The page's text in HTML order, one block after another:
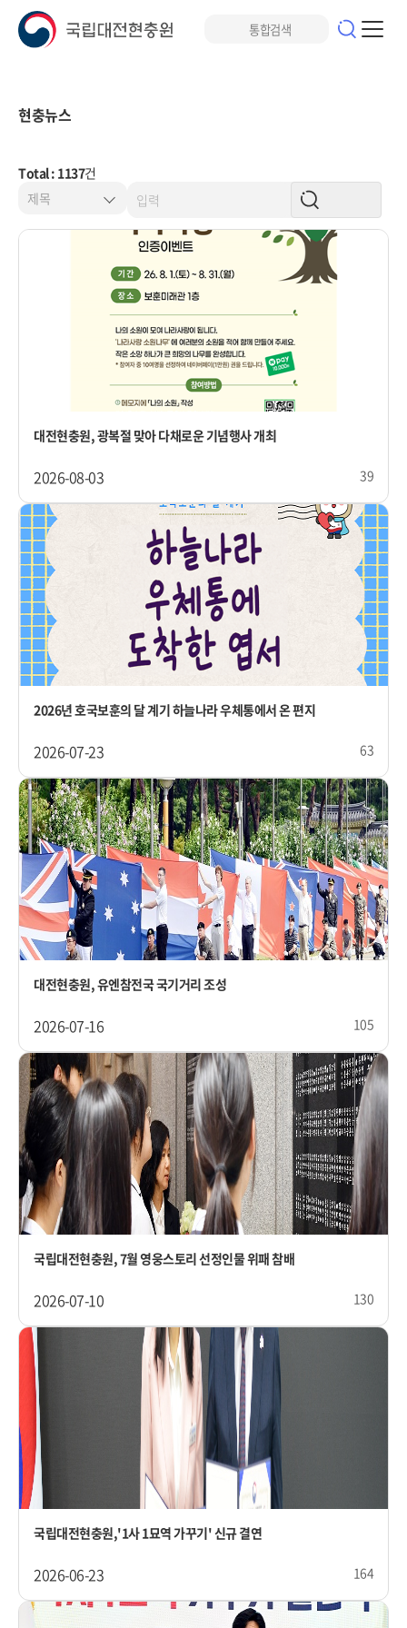
현충뉴스
Total : 1137건
대전현충원, 광복절 맞아 다채로운 기념행사 개최
2026-08-03 39
2026년 호국보훈의 달 계기 하늘나라 우체통에서 온 편지
2026-07-23 63
대전현충원, 유엔참전국 국기거리 조성
2026-07-16 105
국립대전현충원, 7월 영웅스토리 선정인물 위패 참배
2026-07-10 130
국립대전현충원,'1사 1묘역 가꾸기' 신규 결연
2026-06-23 164